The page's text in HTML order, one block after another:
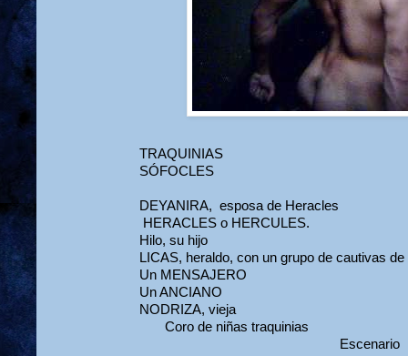
TRAQUINIAS
SÓFOCLES
DEYANIRA, esposa de Heracles
HERACLES o HERCULES.
Hilo, su hijo
LICAS, heraldo, con un grupo de cautivas
Un MENSAJERO
Un ANCIANO
NODRIZA, vieja
Coro de niñas traquinias
Escenario